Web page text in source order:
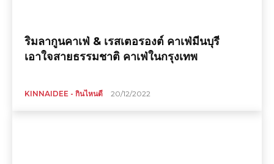
ริมลากูนคาเฟ่ & เรสเตอรองต์ คาเฟ่มีนบุรี
เอาใจสายธรรมชาติ คาเฟ่ในกรุงเทพ
KINNAIDEE - กินไหนดี 20/12/2022